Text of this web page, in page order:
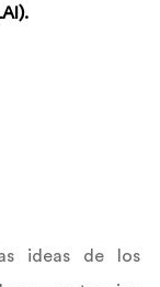
ideas de los